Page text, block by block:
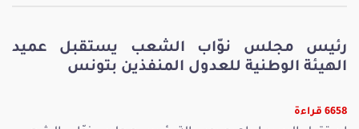
رئيس مجلس نوّاب الشعب يستقبل عميد
الهيئة الوطنية للعدول المنفذين بتونس
6658 قراءة